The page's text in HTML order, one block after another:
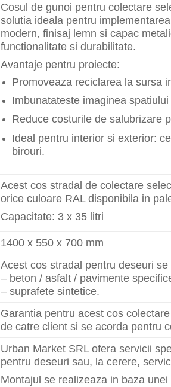
Cosul de gunoi pentru colectare
solutia ideala pentru
modern, finisaj lemn si capac
functionalitate si durabilitate.
Avantaje pentru proiecte:
Promoveaza reciclarea la sursa
Imbunatateste imaginea
Reduce costurile de salubrizare
Ideal pentru interior si exterior:
birouri.
Acest cos stradal de colectare
orice culoare RAL disponibila in
Capacitate: 3 x 35 litri
1400 x 550 x 700 mm
Acest cos stradal pentru deseuri
– beton / asfalt / pavimente
– suprafete sintetice.
Garantia pentru acest cos
de catre client si se acorda pentru
Urban Market SRL ofera servicii
pentru deseuri sau, la cerere,
Montajul se realizeaza in baza